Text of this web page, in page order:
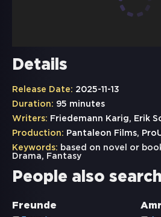
Details
Release Date: 2025-11-13
Duration: 95 minutes
Writers: Friedemann Karig, Erik
Production: Pantaleon Films,
Keywords: based on novel or
Drama, Fantasy
People also
Freunde